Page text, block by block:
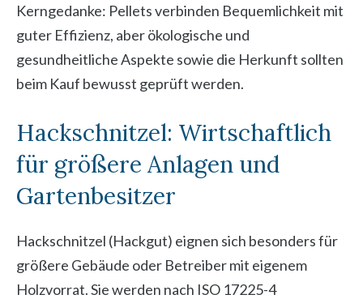
Kerngedanke: Pellets verbinden Bequemlichkeit mit
guter Effizienz, aber ökologische und
gesundheitliche Aspekte sowie die Herkunft sollten
beim Kauf bewusst geprüft werden.
Hackschnitzel: Wirtschaftlich
für größere Anlagen und
Gartenbesitzer
Hackschnitzel (Hackgut) eignen sich besonders für
größere Gebäude oder Betreiber mit eigenem
Holzvorrat. Sie werden nach ISO 17225-4